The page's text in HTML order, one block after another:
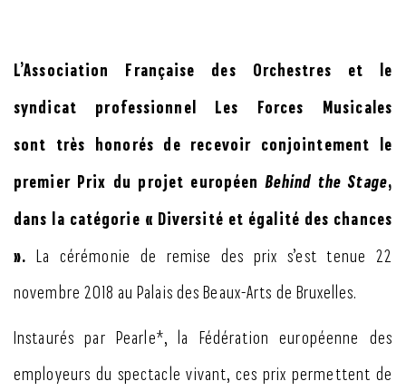
L’Association Française des Orchestres et le
syndicat professionnel Les Forces Musicales
sont très honorés de recevoir conjointement le
premier Prix du projet européenBehind the Stage,
dans la catégorie « Diversité et égalité des chances
». La cérémonie de remise des prix s’est tenue 22
novembre 2018 au Palais des Beaux-Arts de Bruxelles.
Instaurés par Pearle*, la Fédération européenne des
employeurs du spectacle vivant, ces prix permettent de